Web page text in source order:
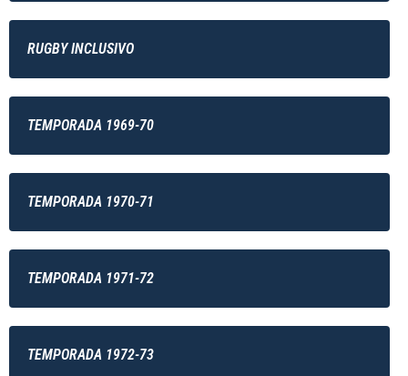
RUGBY INCLUSIVO
TEMPORADA 1969-70
TEMPORADA 1970-71
TEMPORADA 1971-72
TEMPORADA 1972-73